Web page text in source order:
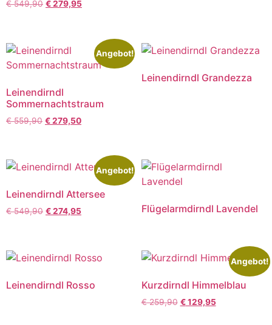
€549,90 €279,95
Angebot!
Leinendirndl
Sommernachtstraum
€559,90 €279,50
Leinendirndl Grandezza
Angebot!
Leinendirndl Attersee
€549,90 €274,95 Flügelarmdirndl Lavendel
Leinendirndl Rosso
Angebot!
Kurzdirndl Himmelblau
€259,90 €129,95